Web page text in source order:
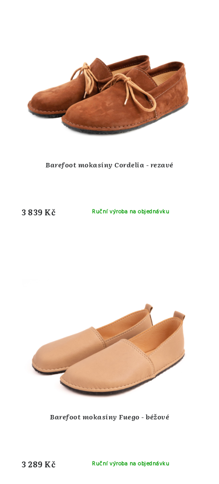
Barefoot mokasíny Cordelia - rezavé
Ruční výroba na objednávku
3 839 Kč
Barefoot mokasíny Fuego - béžové
Ruční výroba na objednávku
3 289 Kč